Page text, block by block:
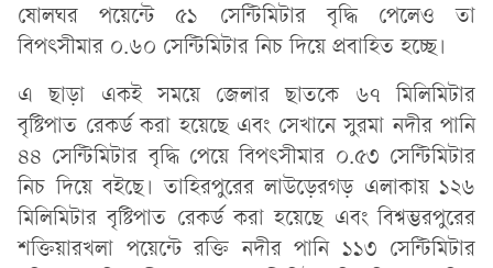
ষোলঘর পয়েন্টে ৫১ সেন্টিমিটার বৃদ্ধি পেলেও তা
বিপৎসীমার ০.৬০ সেন্টিমিটার নিচ দিয়ে প্রবাহিত হচ্ছে।
এ ছাড়া একই সময়ে জেলার ছাতকে ৬৭ মিলিমিটার
বৃষ্টিপাত রেকর্ড করা হয়েছে এবং সেখানে সুরমা নদীর পানি
৪৪ সেন্টিমিটার বৃদ্ধি পেয়ে বিপৎসীমার ০.৫৩ সেন্টিমিটার
নিচ দিয়ে বইছে। তাহিরপুরের লাউড়েরগড় এলাকায় ১২৬
মিলিমিটার বৃষ্টিপাত রেকর্ড করা হয়েছে এবং বিশ্বম্ভরপুরের
শক্তিয়ারখলা পয়েন্টে রক্তি নদীর পানি ১১৩ সেন্টিমিটার